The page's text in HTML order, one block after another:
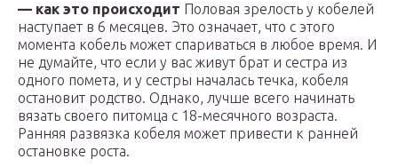
— как это происходит Половая зрелость у кобелей
наступает в 6 месяцев. Это означает, что с этого
момента кобель может спариваться в любое время. И
не думайте, что если у вас живут брат и сестра из
одного помета, и у сестры началась течка, кобеля
остановит родство. Однако, лучше всего начинать
вязать своего питомца с 18-месячного возраста.
Ранняя развязка кобеля может привести к ранней
остановке роста.